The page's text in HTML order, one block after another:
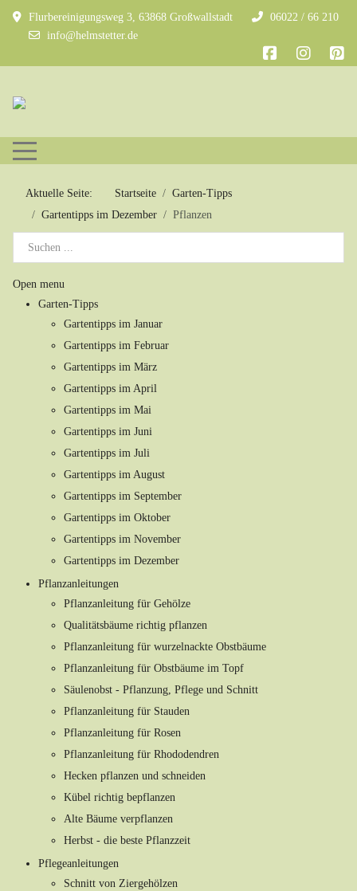
Flurbereinigungsweg 3, 63868 Großwallstadt
06022 / 66 210
info@helmstetter.de
Mobile Menu Toggle
Aktuelle Seite: Startseite
Garten-Tipps
Gartentipps im Dezember
Pflanzen
Open menu
Garten-Tipps
Gartentipps im Januar
Gartentipps im Februar
Gartentipps im März
Gartentipps im April
Gartentipps im Mai
Gartentipps im Juni
Gartentipps im Juli
Gartentipps im August
Gartentipps im September
Gartentipps im Oktober
Gartentipps im November
Gartentipps im Dezember
Pflanzanleitungen
Pflanzanleitung für Gehölze
Qualitätsbäume richtig pflanzen
Pflanzanleitung für wurzelnackte Obstbäume
Pflanzanleitung für Obstbäume im Topf
Säulenobst - Pflanzung, Pflege und Schnitt
Pflanzanleitung für Stauden
Pflanzanleitung für Rosen
Pflanzanleitung für Rhododendren
Hecken pflanzen und schneiden
Kübel richtig bepflanzen
Alte Bäume verpflanzen
Herbst - die beste Pflanzzeit
Pflegeanleitungen
Schnitt von Ziergehölzen